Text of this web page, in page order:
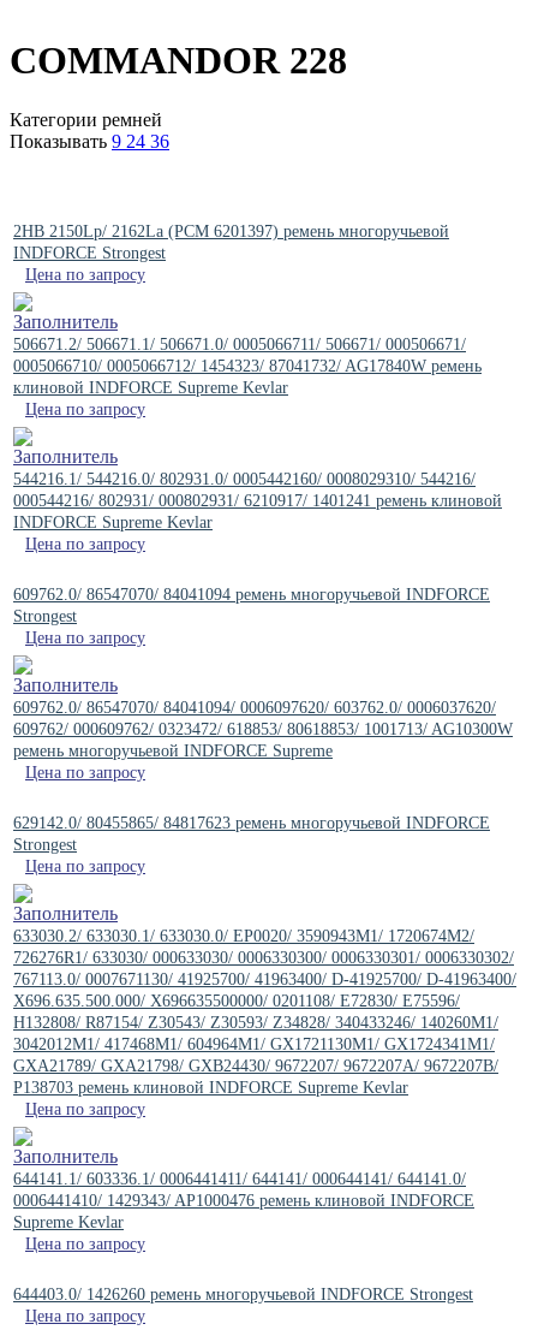
COMMANDOR 228
Категории ремней
Показывать 9 24 36
2HB 2150Lp/ 2162La (PCM 6201397) ремень многоручьевой
INDFORCE Strongest
Цена по запросу
506671.2/ 506671.1/ 506671.0/ 0005066711/ 506671/ 000506671/
0005066710/ 0005066712/ 1454323/ 87041732/ AG17840W ремень
клиновой INDFORCE Supreme Kevlar
Цена по запросу
544216.1/ 544216.0/ 802931.0/ 0005442160/ 0008029310/ 544216/
000544216/ 802931/ 000802931/ 6210917/ 1401241 ремень клиновой
INDFORCE Supreme Kevlar
Цена по запросу
609762.0/ 86547070/ 84041094 ремень многоручьевой INDFORCE
Strongest
Цена по запросу
609762.0/ 86547070/ 84041094/ 0006097620/ 603762.0/ 0006037620/
609762/ 000609762/ 0323472/ 618853/ 80618853/ 1001713/ AG10300W
ремень многоручьевой INDFORCE Supreme
Цена по запросу
629142.0/ 80455865/ 84817623 ремень многоручьевой INDFORCE
Strongest
Цена по запросу
633030.2/ 633030.1/ 633030.0/ EP0020/ 3590943M1/ 1720674M2/
726276R1/ 633030/ 000633030/ 0006330300/ 0006330301/ 0006330302/
767113.0/ 0007671130/ 41925700/ 41963400/ D-41925700/ D-41963400/
X696.635.500.000/ X696635500000/ 0201108/ E72830/ E75596/
H132808/ R87154/ Z30543/ Z30593/ Z34828/ 340433246/ 140260M1/
3042012M1/ 417468M1/ 604964M1/ GX1721130M1/ GX1724341M1/
GXA21789/ GXA21798/ GXB24430/ 9672207/ 9672207A/ 9672207B/
P138703 ремень клиновой INDFORCE Supreme Kevlar
Цена по запросу
644141.1/ 603336.1/ 0006441411/ 644141/ 000644141/ 644141.0/
0006441410/ 1429343/ AP1000476 ремень клиновой INDFORCE
Supreme Kevlar
Цена по запросу
644403.0/ 1426260 ремень многоручьевой INDFORCE Strongest
Цена по запросу